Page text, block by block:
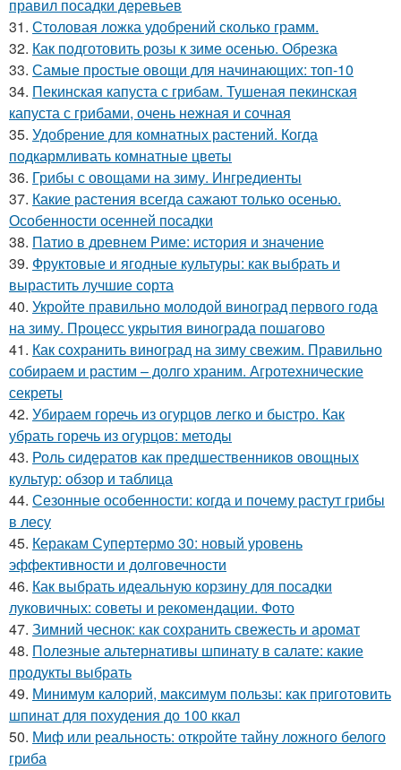
правил посадки деревьев
31. Столовая ложка удобрений сколько грамм.
32. Как подготовить розы к зиме осенью. Обрезка
33. Самые простые овощи для начинающих: топ-10
34. Пекинская капуста с грибам. Тушеная пекинская
капуста с грибами, очень нежная и сочная
35. Удобрение для комнатных растений. Когда
подкармливать комнатные цветы
36. Грибы с овощами на зиму. Ингредиенты
37. Какие растения всегда сажают только осенью.
Особенности осенней посадки
38. Патио в древнем Риме: история и значение
39. Фруктовые и ягодные культуры: как выбрать и
вырастить лучшие сорта
40. Укройте правильно молодой виноград первого года
на зиму. Процесс укрытия винограда пошагово
41. Как сохранить виноград на зиму свежим. Правильно
собираем и растим – долго храним. Агротехнические
секреты
42. Убираем горечь из огурцов легко и быстро. Как
убрать горечь из огурцов: методы
43. Роль сидератов как предшественников овощных
культур: обзор и таблица
44. Сезонные особенности: когда и почему растут грибы
в лесу
45. Керакам Супертермо 30: новый уровень
эффективности и долговечности
46. Как выбрать идеальную корзину для посадки
луковичных: советы и рекомендации. Фото
47. Зимний чеснок: как сохранить свежесть и аромат
48. Полезные альтернативы шпинату в салате: какие
продукты выбрать
49. Минимум калорий, максимум пользы: как приготовить
шпинат для похудения до 100 ккал
50. Миф или реальность: откройте тайну ложного белого
гриба